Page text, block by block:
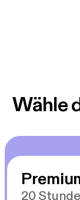
Wähle
20